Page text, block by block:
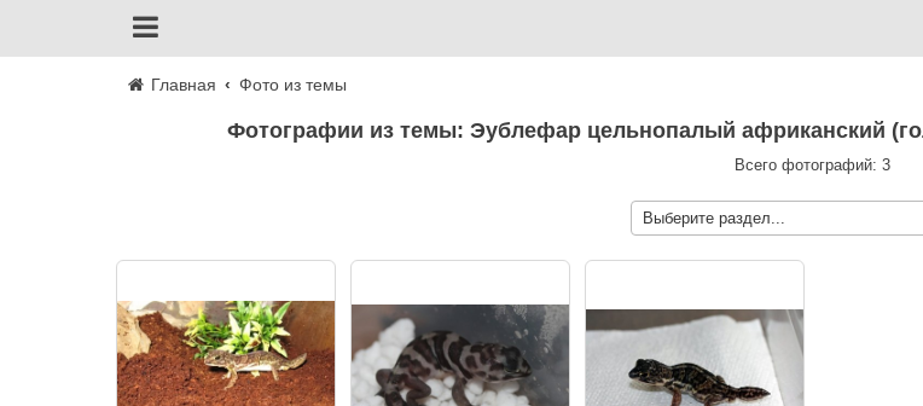
Главная Фото из темы
Фотографии из темы: Эублефар цельнопалый африканский
Всего фотографий: 3